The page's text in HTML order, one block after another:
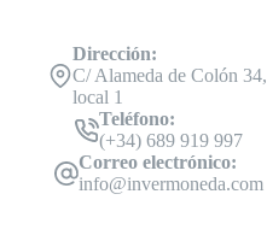
Dirección:
C/ Alameda de Colón 34,
local 1
Teléfono:
(+34) 689 919 997
Correo electrónico:
info@invermoneda.com